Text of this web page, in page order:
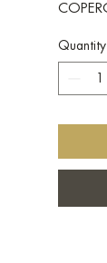
LA
-20
Quantity